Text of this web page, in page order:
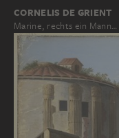
CORNELIS DE GRIENT
Marine, rechts ein Mann…